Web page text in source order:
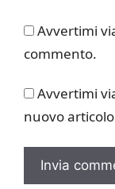
Avvertimi
commento.
Avvertimi
nuovo